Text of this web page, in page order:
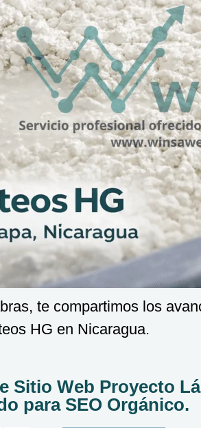
te compartimos los
HG en Nicaragua.
Sitio Web Proyecto
para SEO Orgánico.